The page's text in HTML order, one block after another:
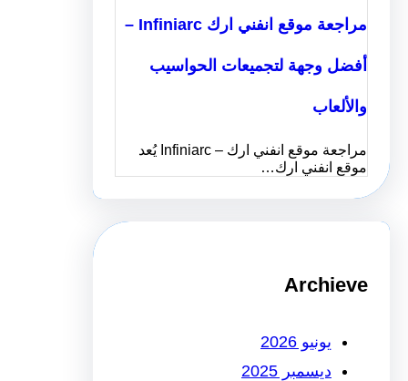
مراجعة موقع انفني ارك Infiniarc –
أفضل وجهة لتجميعات الحواسيب
والألعاب
مراجعة موقع انفني ارك – Infiniarc يُعد
موقع انفني ارك…
Archieve
يونيو 2026
ديسمبر 2025